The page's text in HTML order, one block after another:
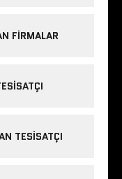
FIRMALAR
TESISATÇI